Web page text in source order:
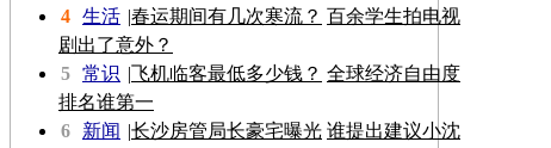
4 生活 |春运期间有几次寒流？ 百余学生拍电视
剧出了意外？
5 常识 |飞机临客最低多少钱？ 全球经济自由度
排名谁第一
6
新闻 |长沙房管局长豪宅曝光 谁提出建议小沈